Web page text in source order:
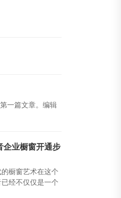
一篇文章。编辑
企业橱窗开通步
橱窗艺术在这个
经不仅仅是一个